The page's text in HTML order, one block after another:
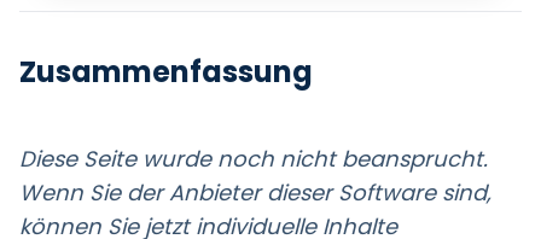
Zusammenfassung
Diese Seite wurde noch nicht beansprucht.
Wenn Sie der Anbieter dieser Software sind,
können Sie jetzt individuelle Inhalte